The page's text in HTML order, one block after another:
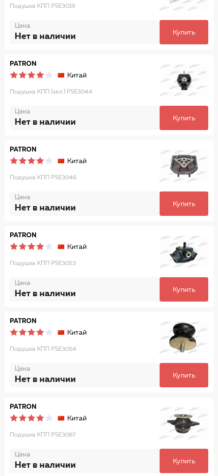
Подушка КПП PSE3019
Цена
Нет в наличии Купить
PATRON
Китай
Подушка КПП (зел.) PSE3044
Цена
Нет в наличии Купить
PATRON
Китай
Подушка КПП PSE3046
Цена
Нет в наличии Купить
PATRON
Китай
Подушка КПП PSE3053
Цена
Нет в наличии Купить
PATRON
Китай
Подушка КПП PSE3054
Цена
Нет в наличии Купить
PATRON
Китай
Подушка КПП PSE3067
Цена
Нет в наличии Купить